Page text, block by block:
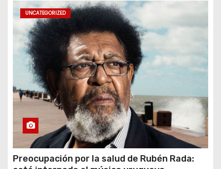
UNCATEGORIZED
Preocupación por la salud de Rubén Rada: